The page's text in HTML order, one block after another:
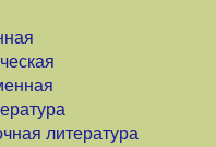
литература